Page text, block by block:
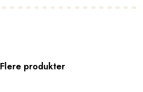
Flere produkter